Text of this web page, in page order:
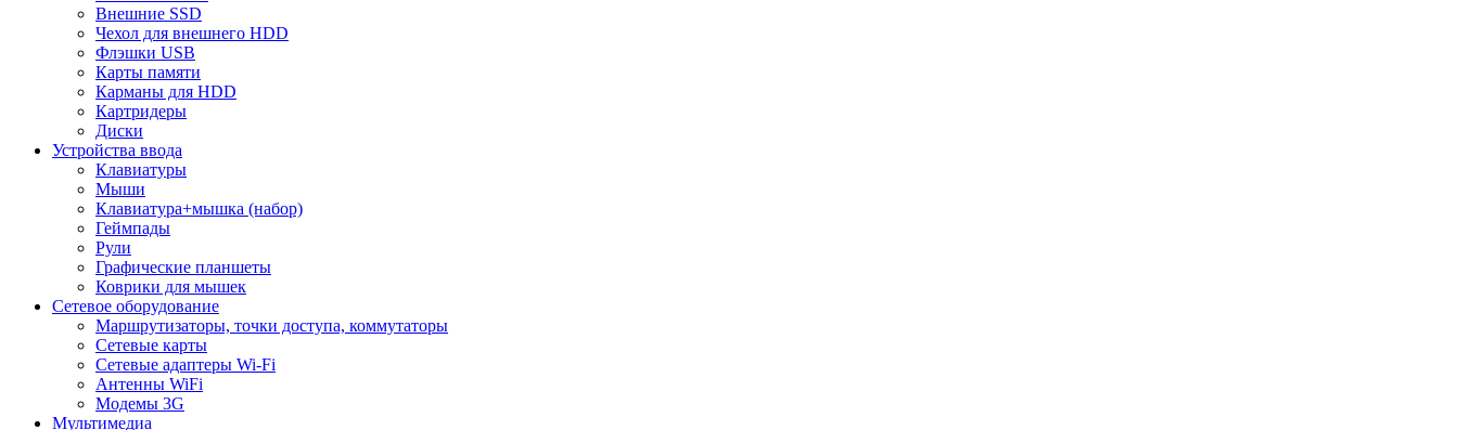
Внешние SSD
Чехол для внешнего HDD
Флэшки USB
Карты памяти
Карманы для HDD
Картридеры
Диски
Устройства ввода
Клавиатуры
Мыши
Клавиатура+мышка (набор)
Геймпады
Рули
Графические планшеты
Коврики для мышек
Сетевое оборудование
Маршрутизаторы, точки доступа, коммутаторы
Сетевые карты
Сетевые адаптеры Wi-Fi
Антенны WiFi
Модемы 3G
Мультимедиа